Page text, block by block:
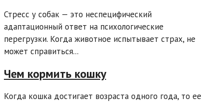
Стресс у собак — это неспецифический
адаптационный ответ на психологические
перегрузки. Когда животное испытывает страх, не
может справиться...
Чем кормить кошку
Когда кошка достигает возраста одного года, то ее